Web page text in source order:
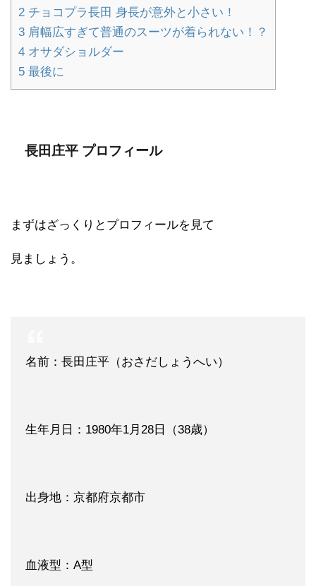
2 チョコプラ長田 身長が意外と小さい！
3 肩幅広すぎて普通のスーツが着られない！？
4 オサダショルダー
5 最後に
長田庄平 プロフィール
まずはざっくりとプロフィールを見て
見ましょう。
名前：長田庄平（おさだしょうへい）
生年月日：1980年1月28日（38歳）
出身地：京都府京都市
血液型：A型